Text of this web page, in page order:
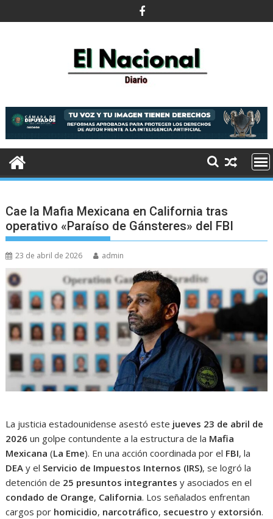
al
Cae la Mafia Mexicana en California tras
operativo «Paraíso de Gánsteres» del FBI
23 de abril de 2026 admin
La justicia estadounidense asestó este jueves 23 de abril de
2026 un golpe contundente a la estructura de la Mafia
Mexicana (La Eme). En una acción coordinada por el FBI, la
DEA y el Servicio de Impuestos Internos (IRS), se logró la
detención de 25 presuntos integrantes y asociados en el
condado de Orange, California. Los señalados enfrentan
cargos por homicidio, narcotráfico, secuestro y extorsión.